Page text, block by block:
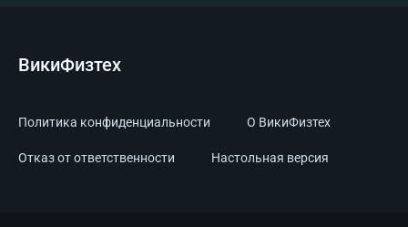
ВикиФизтех
Политика конфиденциальности О ВикиФизтех
Отказ от ответственности Настольная версия